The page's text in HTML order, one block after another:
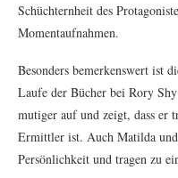
Schüchternheit des
Momentaufnahmen.
Besonders bemerkenswert ist
Laufe der Bücher bei Rory
mutiger auf und zeigt, dass er
Ermittler ist. Auch Matilda
Persönlichkeit und tragen zu